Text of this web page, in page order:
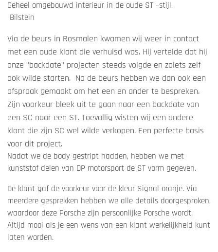
Geheel omgebouwd interieur in de oude ST –stijl,
Bilstein
Via de beurs in Rosmalen kwamen wij weer in contact
met een oude klant die verhuisd was. Hij vertelde dat hij
onze "backdate" projecten steeds volgde en zoiets zelf
ook wilde starten. Na de beurs hebben we dan ook een
afspraak gemaakt om het een en ander te bespreken.
Zijn voorkeur bleek uit te gaan naar een backdate van
een SC naar een ST. Toevallig wisten wij een andere
klant die zijn SC wel wilde verkopen. Een perfecte basis
voor dit project.
Nadat we de body gestript hadden, hebben we met
kunststof delen van DP motorsport de ST vorm gegeven.
De klant gaf de voorkeur voor de kleur Signal oranje. Via
meerdere gesprekken hebben we alle details doorgesproken,
waardoor deze Porsche zijn persoonlijke Porsche wordt.
Altijd mooi als je een wens van een klant werkelijkheid kunt
laten worden.